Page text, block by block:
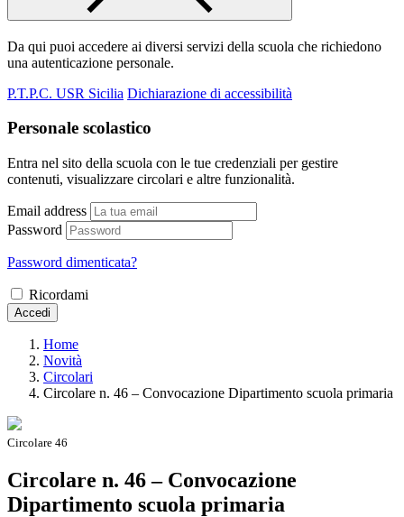
Da qui puoi accedere ai diversi servizi della scuola che richiedono
una autenticazione personale.
P.T.P.C. USR Sicilia Dichiarazione di accessibilità
Personale scolastico
Entra nel sito della scuola con le tue credenziali per gestire
contenuti, visualizzare circolari e altre funzionalità.
Email address
Password
Password dimenticata?
Ricordami
Accedi
Home
Novità
Circolari
Circolare n. 46 – Convocazione Dipartimento scuola primaria
Circolare 46
Circolare n. 46 – Convocazione
Dipartimento scuola primaria